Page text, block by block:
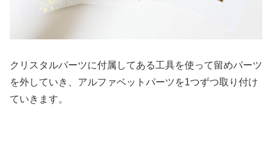
クリスタルパーツに付属してある工具を使って留めパーツ
を外していき、アルファベットパーツを1つずつ取り付け
ていきます。